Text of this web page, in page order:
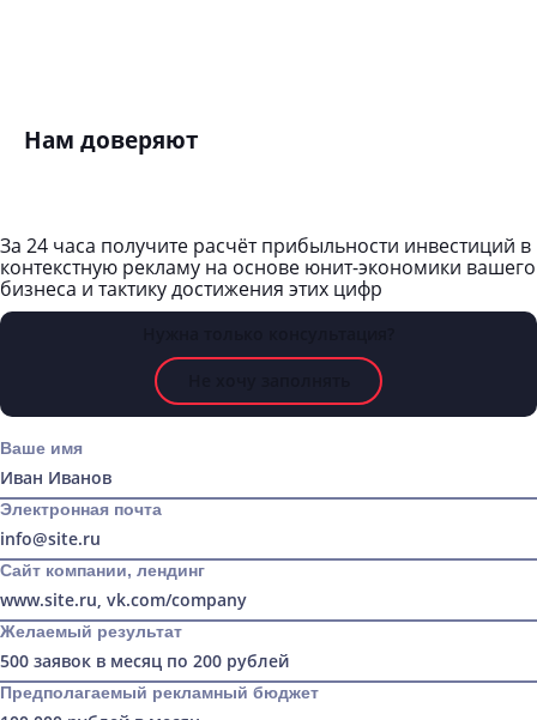
Нам доверяют
За 24 часа получите расчёт прибыльности инвестиций в
контекстную рекламу на основе юнит-экономики вашего
бизнеса и тактику достижения этих цифр
Ваше имя
Электронная почта
Сайт компании, лендинг
Желаемый результат
Предполагаемый рекламный бюджет